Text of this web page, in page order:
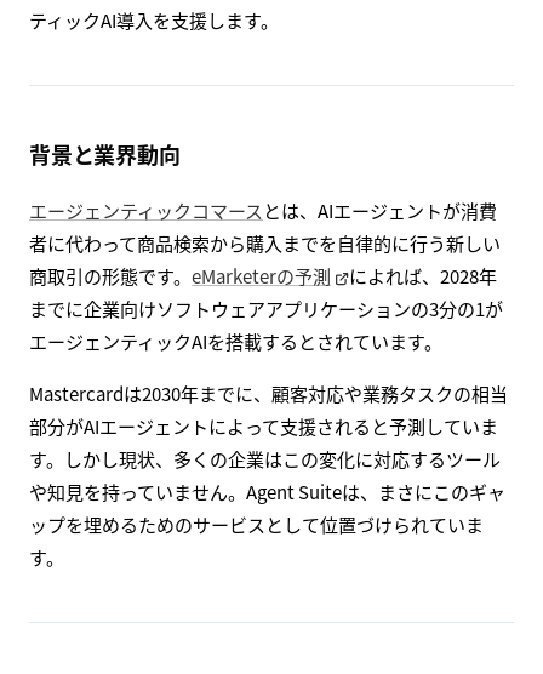
ティックAI導入を支援します。
背景と業界動向
エージェンティックコマース とは、AIエージェントが消費
者に代わって商品検索から購入までを自律的に行う新しい
商取引の形態です。 eMarketerの予測
によれば、2028年
までに企業向けソフトウェアアプリケーションの3分の1が
エージェンティックAIを搭載するとされています。
Mastercardは2030年までに、顧客対応や業務タスクの相当
部分がAIエージェントによって支援されると予測していま
す。しかし現状、多くの企業はこの変化に対応するツール
や知見を持っていません。Agent Suiteは、まさにこのギャ
ップを埋めるためのサービスとして位置づけられていま
す。